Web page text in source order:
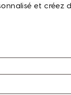
et créez